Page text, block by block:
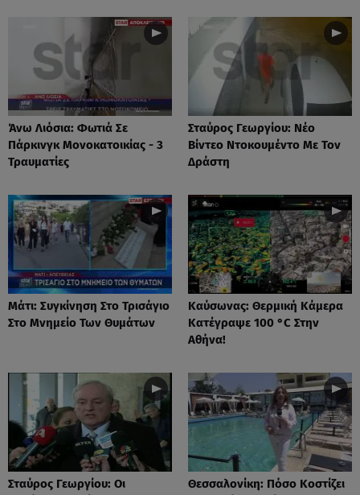
Άνω Λιόσια: Φωτιά Σε
Πάρκινγκ Μονοκατοικίας - 3
Τραυματίες
Σταύρος Γεωργίου: Νέο
Βίντεο Ντοκουμέντο Με Τον
Δράστη
Μάτι: Συγκίνηση Στο Τρισάγιο
Στο Μνημείο Των Θυμάτων
Καύσωνας: Θερμική Κάμερα
Κατέγραψε 100 °C Στην
Αθήνα!
Σταύρος Γεωργίου: Οι
Θεσσαλονίκη: Πόσο Κοστίζει